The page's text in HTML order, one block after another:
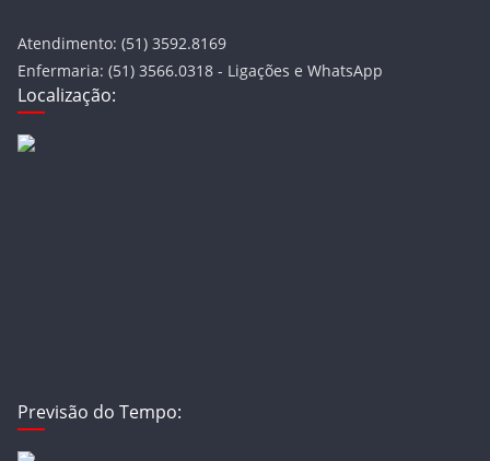
Atendimento: (51) 3592.8169
Enfermaria: (51) 3566.0318 - Ligações e WhatsApp
Localização:
Previsão do Tempo: